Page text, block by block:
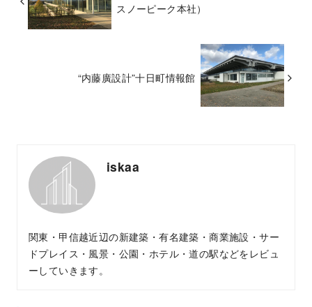
スノーピーク本社）
“内藤廣設計”十日町情報館
iskaa
関東・甲信越近辺の新建築・有名建築・商業施設・サー
ドプレイス・風景・公園・ホテル・道の駅などをレビュ
ーしていきます。